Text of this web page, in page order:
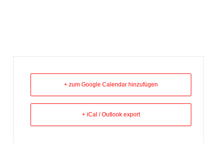
+ zum Google Calendar hinzufügen
+ iCal / Outlook export